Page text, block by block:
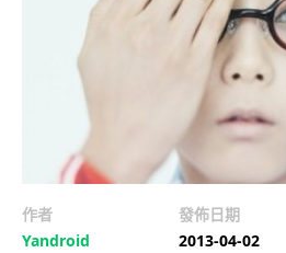
作者
Yandroid
發佈日期
2013-04-02